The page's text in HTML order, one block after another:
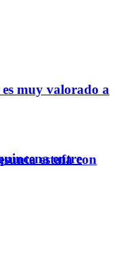
entre
muy valorado a
estafa con